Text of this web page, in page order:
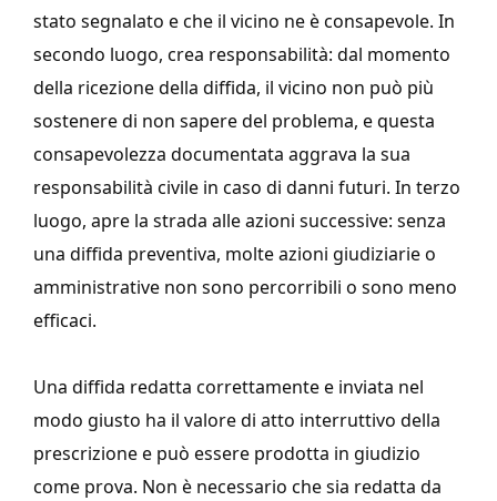
stato segnalato e che il vicino ne è consapevole. In
secondo luogo, crea responsabilità: dal momento
della ricezione della diffida, il vicino non può più
sostenere di non sapere del problema, e questa
consapevolezza documentata aggrava la sua
responsabilità civile in caso di danni futuri. In terzo
luogo, apre la strada alle azioni successive: senza
una diffida preventiva, molte azioni giudiziarie o
amministrative non sono percorribili o sono meno
efficaci.
Una diffida redatta correttamente e inviata nel
modo giusto ha il valore di atto interruttivo della
prescrizione e può essere prodotta in giudizio
come prova. Non è necessario che sia redatta da